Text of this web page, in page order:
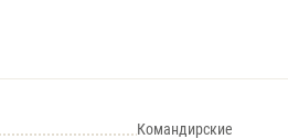
Командирские